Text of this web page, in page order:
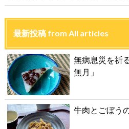
最新投稿 from All articles
無病息災を祈
無月」
牛肉とごぼう